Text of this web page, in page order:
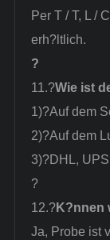
Per T / T, L /
erh?ltlich.
?
11.?Wie ist
1)?Auf dem
2)?Auf dem
3)?DHL,
?
12.?K?nnen
Ja, Probe ist